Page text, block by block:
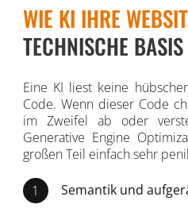
WIE KI IHRE
TECHNISCHE BASIS
Eine KI liest keine
Code. Wenn dieser Code
im Zweifel ab oder
Generative Engine
großen Teil einfach sehr
Semantik und